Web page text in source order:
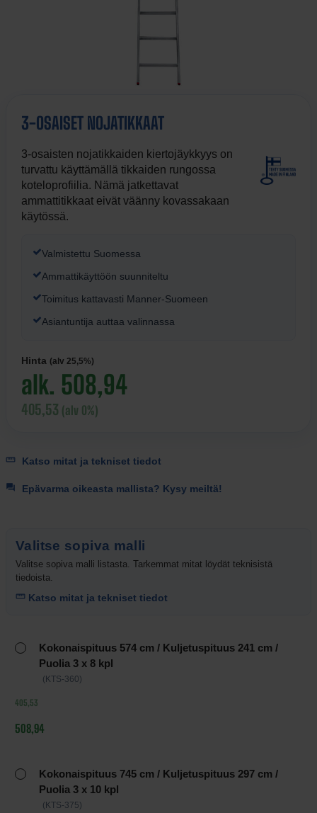
3-OSAISET NOJATIKKAAT
3-osaisten nojatikkaiden kiertojäykkyys on
turvattu käyttämällä tikkaiden rungossa
koteloprofiilia. Nämä jatkettavat
ammattitikkaat eivät väänny kovassakaan
käytössä.
Valmistettu Suomessa
Ammattikäyttöön suunniteltu
Toimitus kattavasti Manner-Suomeen
Asiantuntija auttaa valinnassa
Hinta (alv 25,5%)
alk. 508,94
405,53 (alv 0%)
Katso mitat ja tekniset tiedot
Epävarma oikeasta mallista? Kysy meiltä!
Valitse sopiva malli
Valitse sopiva malli listasta. Tarkemmat mitat löydät teknisistä
tiedoista.
Katso mitat ja tekniset tiedot
vaihtoehdotKokonaispituus 574 cm / Kuljetuspituus 241 cm /
Puolia 3 x 8 kpl
(KTS-360)
405,53
508,94
Kokonaispituus 745 cm / Kuljetuspituus 297 cm /
Puolia 3 x 10 kpl
(KTS-375)